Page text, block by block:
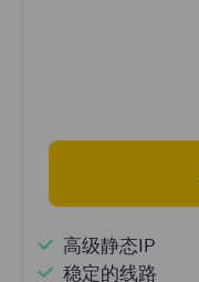
高级静态IP
稳定的线路